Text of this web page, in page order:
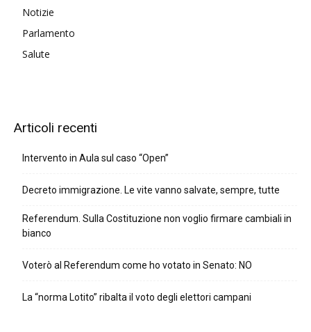
Notizie
Parlamento
Salute
Articoli recenti
Intervento in Aula sul caso “Open”
Decreto immigrazione. Le vite vanno salvate, sempre, tutte
Referendum. Sulla Costituzione non voglio firmare cambiali in
bianco
Voterò al Referendum come ho votato in Senato: NO
La “norma Lotito” ribalta il voto degli elettori campani